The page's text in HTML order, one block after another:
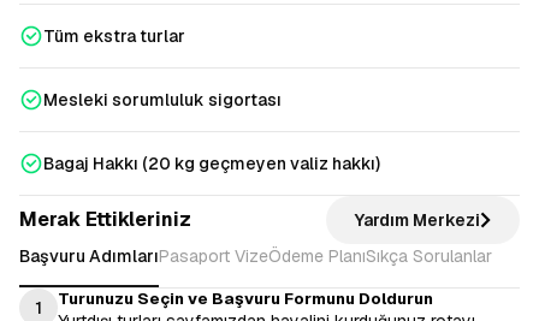
Tüm ekstra turlar
Mesleki sorumluluk sigortası
Bagaj Hakkı (20 kg geçmeyen valiz hakkı)
Merak Ettikleriniz
Yardım Merkezi
Başvuru AdımlarıPasaport VizeÖdeme Planı Sıkça Sorulanlar
1 Turunuzu Seçin ve Başvuru Formunu Doldurun